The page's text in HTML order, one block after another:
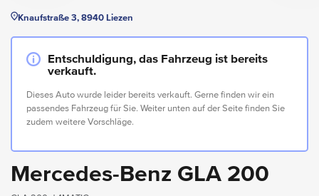
Knaufstraße 3, 8940 Liezen
Entschuldigung, das Fahrzeug ist bereits
verkauft.
Dieses Auto wurde leider bereits verkauft. Gerne finden wir ein
passendes Fahrzeug für Sie. Weiter unten auf der Seite finden Sie
zudem weitere Vorschläge.
Mercedes-Benz GLA 200